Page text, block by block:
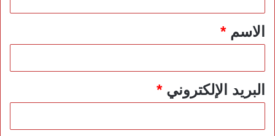
*الاسم*
البريد الإلكتروني*